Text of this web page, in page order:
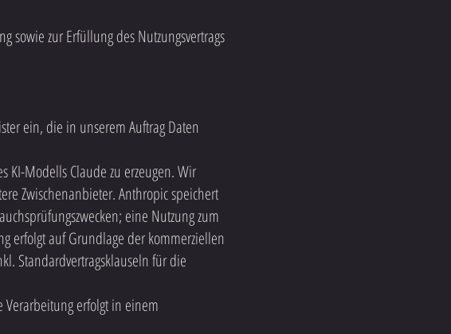
sowie zur Erfüllung des Nutzungsvertrags
ein, die in unserem Auftrag Daten
Modells Claude zu erzeugen. Wir
Zwischenanbieter. Anthropic speichert
eine Nutzung zum
erfolgt auf Grundlage der kommerziellen
Standardvertragsklauseln für die
erfolgt in einem